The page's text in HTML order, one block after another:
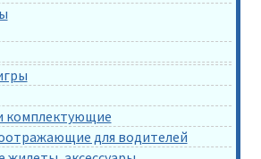
комплектующие
для водителей